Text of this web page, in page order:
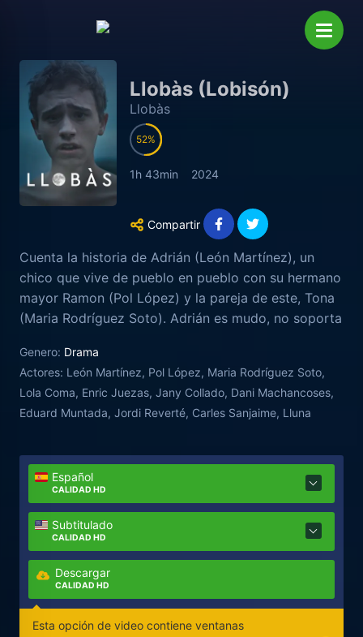
Llobàs (Lobisón)
Llobàs
52
1h 43min 2024
Compartir
Cuenta la historia de Adrián (León Martínez), un
chico que vive de pueblo en pueblo con su hermano
mayor Ramon (Pol López) y la pareja de este, Tona
(Maria Rodríguez Soto). Adrián es mudo, no soporta
atención cuando le hablan. Allá a donde van, todos
se ríen de él, le insultan y le lanzan piedras. Y es que
Adrián, las noches de luna plena no puede dormir y
vagabundea por las calles. Huele la sangre. Y busca
Genero: Drama
Actores: León Martínez, Pol López, Maria Rodríguez Soto,
Lola Coma, Enric Juezas, Jany Collado, Dani Machancoses,
Eduard Muntada, Jordi Reverté, Carles Sanjaime, Lluna
Español
CALIDAD HD
Subtitulado
CALIDAD HD
Descargar
CALIDAD HD
Esta opción de video contiene ventanas